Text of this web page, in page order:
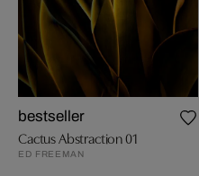
bestseller
Cactus Abstraction 01
ED FREEMAN